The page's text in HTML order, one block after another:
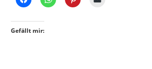
Gefällt mir: